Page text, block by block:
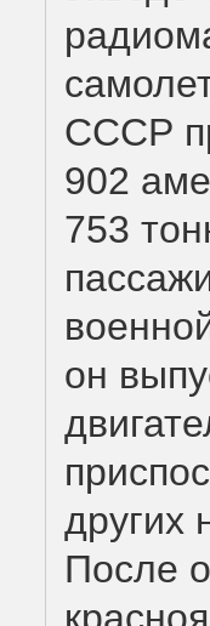
СССР
902
753
он
других
После